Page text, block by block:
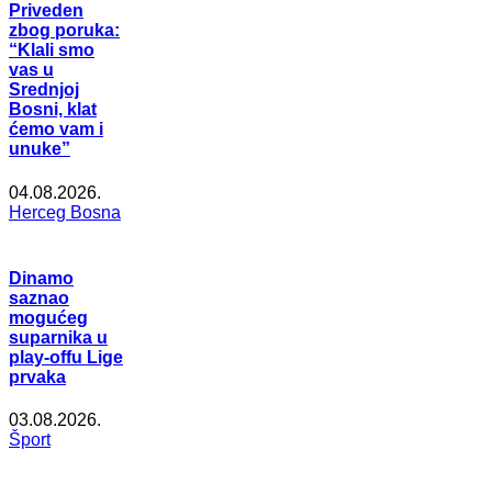
Priveden
zbog poruka:
“Klali smo
vas u
Srednjoj
Bosni, klat
ćemo vam i
unuke”
04.08.2026.
Herceg Bosna
Dinamo
saznao
mogućeg
suparnika u
play-offu Lige
prvaka
03.08.2026.
Šport